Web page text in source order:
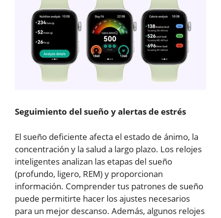
Seguimiento del sueño y alertas de estrés
El sueño deficiente afecta el estado de ánimo, la
concentración y la salud a largo plazo. Los relojes
inteligentes analizan las etapas del sueño
(profundo, ligero, REM) y proporcionan
información. Comprender tus patrones de sueño
puede permitirte hacer los ajustes necesarios
para un mejor descanso. Además, algunos relojes